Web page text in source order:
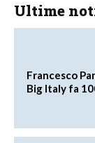
Ultime
Francesco
Big Italy fa